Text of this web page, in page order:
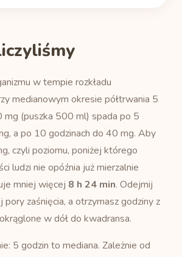
w tempie rozkładu
medianowym okresie półtrwania 5
mg (puszka 500 ml) spada po 5
a po 10 godzinach do 40 mg. Aby
czyli poziomu, poniżej którego
ludzi nie opóźnia już mierzalnie
mniej więcej 8 h 24 min. Odejmij
zaśnięcia, a otrzymasz godziny z
w dół do kwadransa.
5 godzin to mediana. Zależnie od